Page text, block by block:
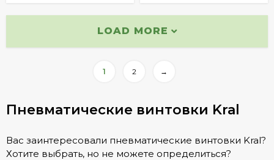
LOAD MORE
1 2 →
Пневматические винтовки Kral
Вас заинтересовали пневматические винтовки Kral?
Хотите выбрать, но не можете определиться?